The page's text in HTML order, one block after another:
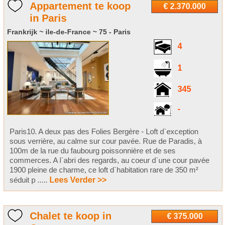
€ 2.370.000
Appartement te koop
in Paris
Frankrijk ~ ile-de-France ~ 75 - Paris
4
1
345
-
Paris10. A deux pas des Folies Bergère - Loft d`exception
sous verrière, au calme sur cour pavée. Rue de Paradis, à
100m de la rue du faubourg poissonnière et de ses
commerces. A l`abri des regards, au coeur d`une cour pavée
1900 pleine de charme, ce loft d`habitation rare de 350 m²
séduit p ..... Lees Verder >>
€ 375.000
Chalet te koop in